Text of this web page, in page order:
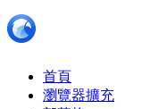
首頁
瀏覽器擴充